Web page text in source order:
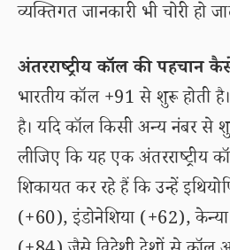
व्यक्तिगत जानकारी भी चोरी हो
अंतरराष्ट्रीय कॉल की पहचान
भारतीय कॉल +91 से शुरू होती
है। यदि कॉल किसी अन्य नंबर से
लीजिए कि यह एक अंतरराष्ट्रीय
शिकायत कर रहे हैं कि उन्हें
(+60), इंडोनेशिया (+62),